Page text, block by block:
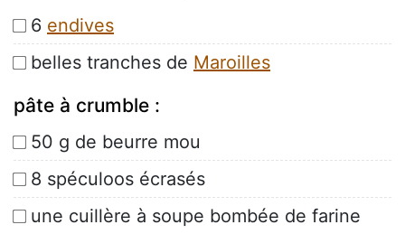
6 endives
belles tranches de Maroilles
pâte à crumble :
50 g de beurre mou
8 spéculoos écrasés
une cuillère à soupe bombée de farine